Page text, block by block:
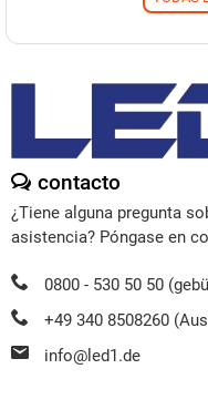
contacto
¿Tiene alguna pregunta
asistencia? Póngase en
0800 - 530 50 50
+49 340 8508260
info@led1.de